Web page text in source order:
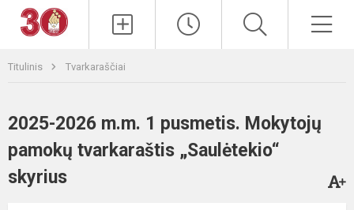
Titulinis Tvarkaraščiai
2025-2026 m.m. 1 pusmetis. Mokytojų
pamokų tvarkaraštis „Saulėtekio“
skyrius